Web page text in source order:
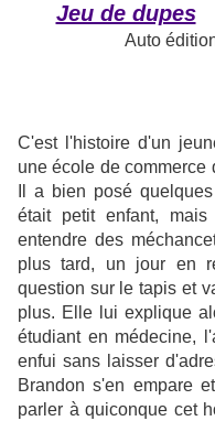
Jeu de dupes
Auto
C'est l'histoire d'un
une école de commerce
Il a bien posé
était petit enfant,
entendre des
plus tard, un jour en
question sur le tapis et
plus. Elle lui explique
étudiant en médecine,
enfui sans laisser
Brandon s'en empare
parler à quiconque cet